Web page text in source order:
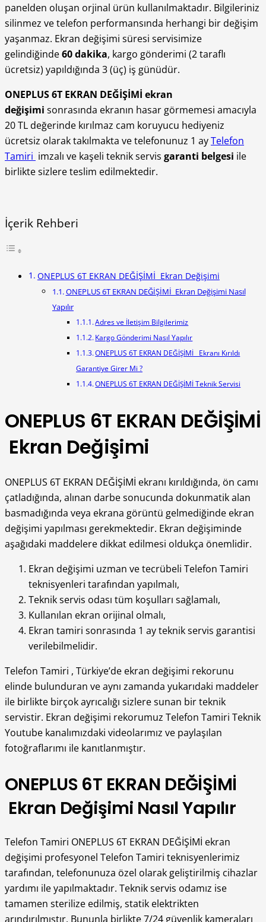
panelden oluşan orjinal ürün kullanılmaktadır. Bilgileriniz
silinmez ve telefon performansında herhangi bir değişim
yaşanmaz. Ekran değişimi süresi servisimize
gelindiğinde60 dakika, kargo gönderimi (2 taraflı
ücretsiz) yapıldığında 3 (üç) iş günüdür.
ONEPLUS 6T EKRAN DEĞİŞİMİ ekran
değişimi sonrasında ekranın hasar görmemesi amacıyla
20 TL değerinde kırılmaz cam koruyucu hediyeniz
ücretsiz olarak takılmakta ve telefonunuz 1 ayTelefon
Tamiri imzalı ve kaşeli teknik servis garanti belgesi ile
birlikte sizlere teslim edilmektedir.
İçerik Rehberi
ONEPLUS 6T EKRAN DEĞİŞİMİ Ekran Değişimi
ONEPLUS 6T EKRAN DEĞİŞİMİ Ekran Değişimi Nasıl
Yapılır
Adres ve İletişim Bilgilerimiz
Kargo Gönderimi Nasıl Yapılır
ONEPLUS 6T EKRAN DEĞİŞİMİ Ekranı Kırıldı
Garantiye Girer Mi ?
ONEPLUS 6T EKRAN DEĞİŞİMİ Teknik Servisi
ONEPLUS 6T EKRAN DEĞİŞİMİ
Ekran Değişimi
ONEPLUS 6T EKRAN DEĞİŞİMİ ekranı kırıldığında, ön camı
çatladığında, alınan darbe sonucunda dokunmatik alan
basmadığında veya ekrana görüntü gelmediğinde ekran
değişimi yapılması gerekmektedir. Ekran değişiminde
aşağıdaki maddelere dikkat edilmesi oldukça önemlidir.
Ekran değişimi uzman ve tecrübeli Telefon Tamiri
teknisyenleri tarafından yapılmalı,
Teknik servis odası tüm koşulları sağlamalı,
Kullanılan ekran orijinal olmalı,
Ekran tamiri sonrasında 1 ay teknik servis garantisi
verilebilmelidir.
Telefon Tamiri , Türkiye’de ekran değişimi rekorunu
elinde bulunduran ve aynı zamanda yukarıdaki maddeler
ile birlikte birçok ayrıcalığı sizlere sunan bir teknik
servistir. Ekran değişimi rekorumuz Telefon Tamiri Teknik
Youtube kanalımızdaki videolarımız ve paylaşılan
fotoğraflarımı ile kanıtlanmıştır.
ONEPLUS 6T EKRAN DEĞİŞİMİ
Ekran Değişimi Nasıl Yapılır
Telefon Tamiri ONEPLUS 6T EKRAN DEĞİŞİMİ ekran
değişimi profesyonel Telefon Tamiri teknisyenlerimiz
tarafından, telefonunuza özel olarak geliştirilmiş cihazlar
yardımı ile yapılmaktadır. Teknik servis odamız ise
tamamen sterilize edilmiş, statik elektrikten
arındırılmıştır. Bununla birlikte 7/24 güvenlik kameraları